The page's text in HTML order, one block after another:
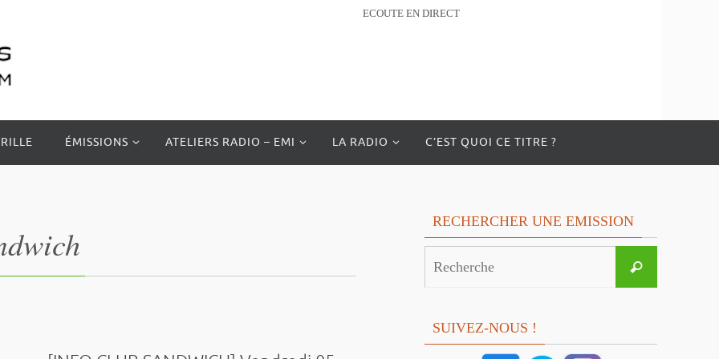
ECOUTE EN DIRECT
ÉMISSIONS ATELIERS RADIO – EMI LA RADIO C’EST QUOI CE TITRE ?
RECHERCHER UNE EMISSION
Recherche
SUIVEZ-NOUS !